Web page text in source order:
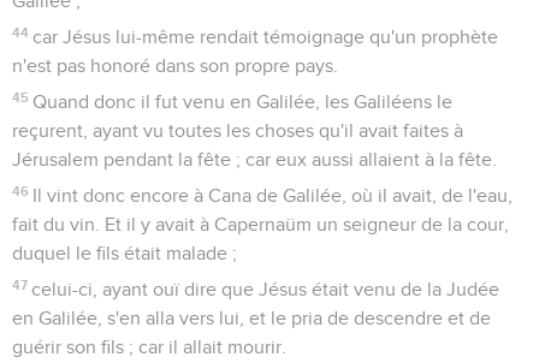
44 car Jésus lui-même rendait témoignage qu'un prophète
n'est pas honoré dans son propre pays.
45 Quand donc il fut venu en Galilée, les Galiléens le
reçurent, ayant vu toutes les choses qu'il avait faites à
Jérusalem pendant la fête ; car eux aussi allaient à la fête.
46 Il vint donc encore à Cana de Galilée, où il avait, de l'eau,
fait du vin. Et il y avait à Capernaüm un seigneur de la cour,
duquel le fils était malade ;
47 celui-ci, ayant ouï dire que Jésus était venu de la Judée
en Galilée, s'en alla vers lui, et le pria de descendre et de
guérir son fils ; car il allait mourir.